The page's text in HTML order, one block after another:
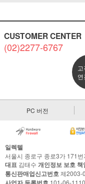
CUSTOMER CENTER
(02)2277-6767
연
PC 버전
일렉텔
서울시 종로구 종로3가 171
대표 김태수 개인정보 보호 책
통신판매업신고번호제2003-
101-06-